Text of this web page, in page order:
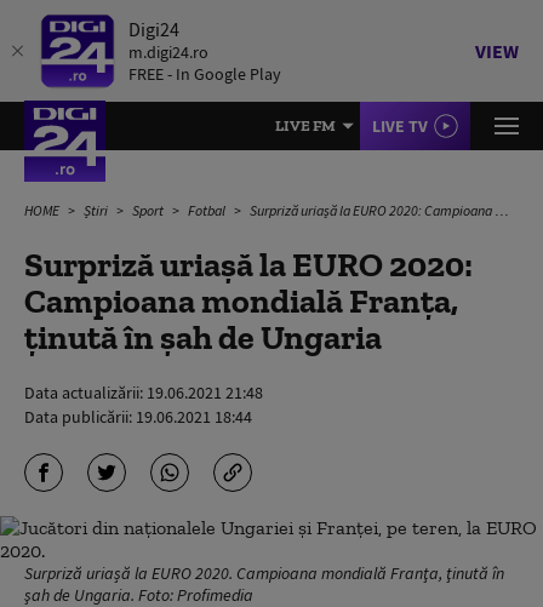
Digi24
m.digi24.ro
FREE - In Google Play
VIEW
LIVE FM LIVE TV
HOME Știri Sport Fotbal Surpriză uriașă la EURO 2020: Campioana mondială Franţa, ţinută în şah de Ungaria
Surpriză uriașă la EURO 2020:
Campioana mondială Franţa,
ţinută în şah de Ungaria
Data actualizării: 19.06.2021 21:48
Data publicării: 19.06.2021 18:44
Surpriză uriașă la EURO 2020. Campioana mondială Franţa, ţinută în
şah de Ungaria. Foto: Profimedia